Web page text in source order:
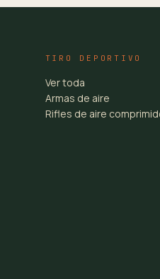
TIRO DEPORTIVO
Ver toda
Armas de aire
Rifles de aire